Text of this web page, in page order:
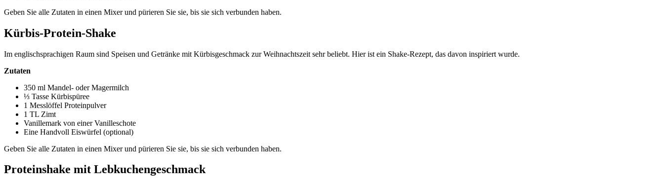
Geben Sie alle Zutaten in einen Mixer und pürieren Sie sie, bis sie sich verbunden haben.
Kürbis-Protein-Shake
Im englischsprachigen Raum sind Speisen und Getränke mit Kürbisgeschmack zur Weihnachtszeit sehr beliebt. Hier ist ein Shake-Rezept, das davon inspiriert wurde.
Zutaten
350 ml Mandel- oder Magermilch
⅓ Tasse Kürbispüree
1 Messlöffel Proteinpulver
1 TL Zimt
Vanillemark von einer Vanilleschote
Eine Handvoll Eiswürfel (optional)
Geben Sie alle Zutaten in einen Mixer und pürieren Sie sie, bis sie sich verbunden haben.
Proteinshake mit Lebkuchengeschmack